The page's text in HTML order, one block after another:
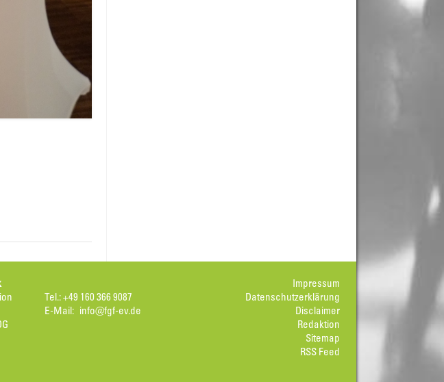
Tel.: +49 160 366 9087
E-Mail: info@fgf-ev.de
Impressum
Datenschutzerklärung
Disclaimer
Redaktion
Sitemap
RSS Feed